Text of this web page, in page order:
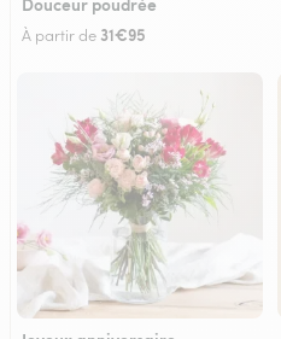
À partir de 31€95